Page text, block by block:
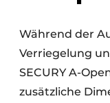
Während der
Verriegelung
SECURY A-
zusätzliche